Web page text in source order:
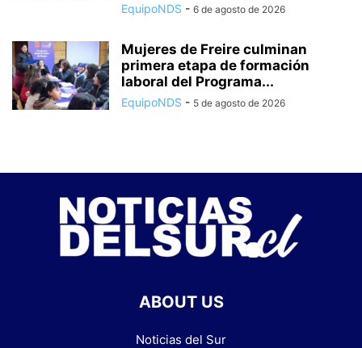
EquipoNDS - 6 de agosto de 2026
Mujeres de Freire culminan
primera etapa de formación
laboral del Programa...
EquipoNDS - 5 de agosto de 2026
ABOUT US
Noticias del Sur